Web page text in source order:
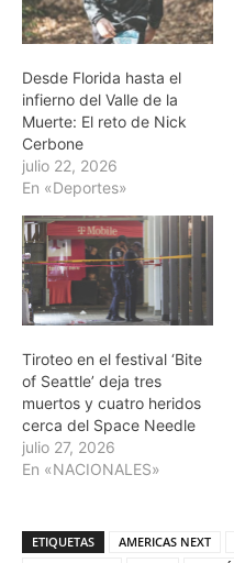
Desde Florida hasta el
infierno del Valle de la
Muerte: El reto de Nick
Cerbone
julio 22, 2026
En «Deportes»
Tiroteo en el festival ‘Bite
of Seattle’ deja tres
muertos y cuatro heridos
cerca del Space Needle
julio 27, 2026
En «NACIONALES»
ETIQUETAS AMERICAS NEXT